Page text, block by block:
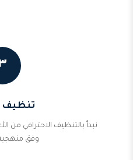
نبدأ بالتنظيف الاحترافي من
وفق